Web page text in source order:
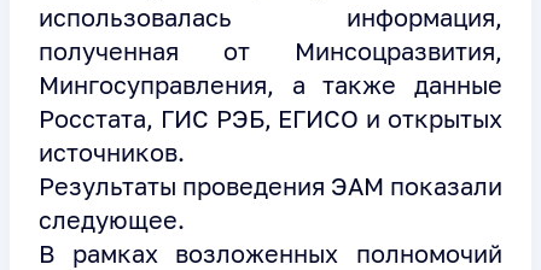
использовалась информация,
полученная от Минсоцразвития,
Мингосуправления, а также данные
Росстата, ГИС РЭБ, ЕГИСО и открытых
источников.
Результаты проведения ЭАМ показали
следующее.
В рамках возложенных полномочий